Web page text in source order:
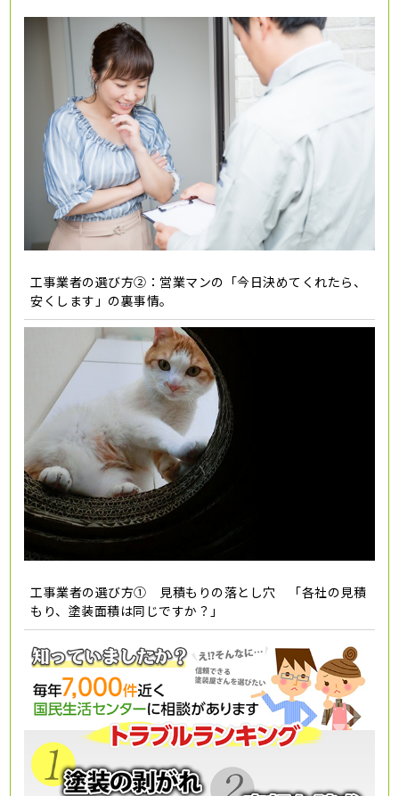
工事業者の選び方②：営業マンの「今日決めてくれたら、
安くします」の裏事情。
工事業者の選び方① 見積もりの落とし穴 「各社の見積
もり、塗装面積は同じですか？」